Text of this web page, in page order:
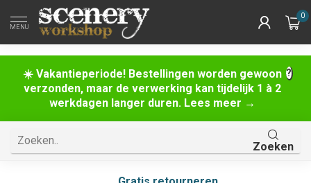
☀️ Vakantieperiode! Bestellingen worden gewoon
verzonden, maar de verwerking kan tijdelijk 1 à 2
werkdagen langer duren. Lees meer →
MENU
0
Zoeken